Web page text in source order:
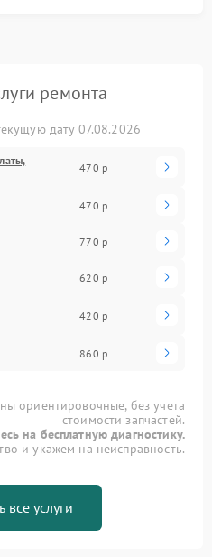
ремонта
дату 07.08.2026
470 р
470 р
770 р
620 р
420 р
860 р
ориентировочные, без учета
стоимости запчастей.
на бесплатную диагностику.
и укажем на неисправность.
все услуги